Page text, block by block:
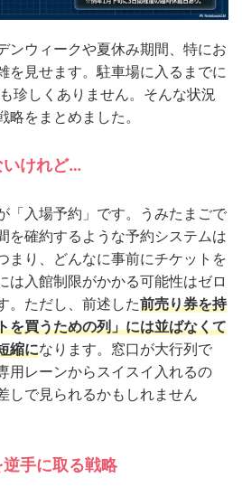
ンウィークや夏休み期間、特にお
を見せます。駐車場に入るまでに
珍しくありません。そんな状況
をまとめました。
いけれど…
「入場予約」です。うみたまごで
を確約するような予約システムは
まり、どんなに事前にチケットを
は入館制限がかかる可能性はゼロ
。ただし、前述した前売り券を持
を買うための列」には並ばなくて
縮になります。窓口が大行列で
用レーンからスイスイ入れるの
しで見られるかもしれません
手に取る戦略